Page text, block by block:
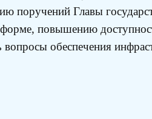
поручений Главы
повышению
обеспечения